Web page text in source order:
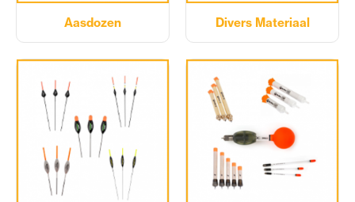
Aasdozen Divers Materiaal